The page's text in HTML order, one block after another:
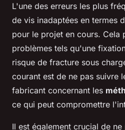
L'une des erreurs les plus
de vis inadaptées en termes
pour le projet en cours. Cela
problèmes tels qu'une
risque de fracture sous
courant est de ne pas suivre
fabricant concernant les
ce qui peut compromettre
Il est également crucial de